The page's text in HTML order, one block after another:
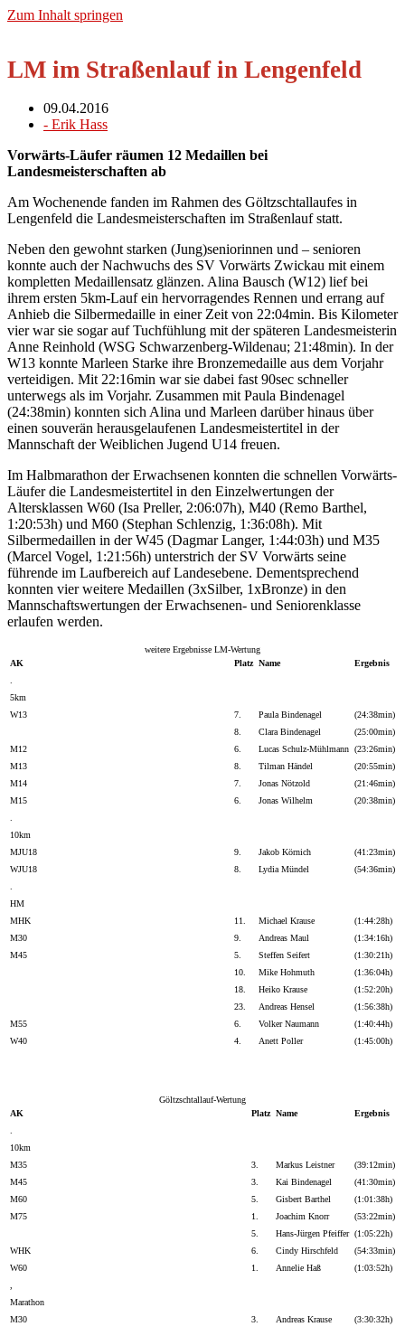
Zum Inhalt springen
LM im Straßenlauf in Lengenfeld
09.04.2016
- Erik Hass
Vorwärts-Läufer räumen 12 Medaillen bei
Landesmeisterschaften ab
Am Wochenende fanden im Rahmen des Göltzschtallaufes in
Lengenfeld die Landesmeisterschaften im Straßenlauf statt.
Neben den gewohnt starken (Jung)seniorinnen und – senioren
konnte auch der Nachwuchs des SV Vorwärts Zwickau mit einem
kompletten Medaillensatz glänzen. Alina Bausch (W12) lief bei
ihrem ersten 5km-Lauf ein hervorragendes Rennen und errang auf
Anhieb die Silbermedaille in einer Zeit von 22:04min. Bis Kilometer
vier war sie sogar auf Tuchfühlung mit der späteren Landesmeisterin
Anne Reinhold (WSG Schwarzenberg-Wildenau; 21:48min). In der
W13 konnte Marleen Starke ihre Bronzemedaille aus dem Vorjahr
verteidigen. Mit 22:16min war sie dabei fast 90sec schneller
unterwegs als im Vorjahr. Zusammen mit Paula Bindenagel
(24:38min) konnten sich Alina und Marleen darüber hinaus über
einen souverän herausgelaufenen Landesmeistertitel in der
Mannschaft der Weiblichen Jugend U14 freuen.
Im Halbmarathon der Erwachsenen konnten die schnellen Vorwärts-
Läufer die Landesmeistertitel in den Einzelwertungen der
Altersklassen W60 (Isa Preller, 2:06:07h), M40 (Remo Barthel,
1:20:53h) und M60 (Stephan Schlenzig, 1:36:08h). Mit
Silbermedaillen in der W45 (Dagmar Langer, 1:44:03h) und M35
(Marcel Vogel, 1:21:56h) unterstrich der SV Vorwärts seine
führende im Laufbereich auf Landesebene. Dementsprechend
konnten vier weitere Medaillen (3xSilber, 1xBronze) in den
Mannschaftswertungen der Erwachsenen- und Seniorenklasse
erlaufen werden.
weitere Ergebnisse LM-Wertung
AK
Platz Name
Ergebnis
5km
W13
7. Paula Bindenagel
(24:38min)
8.
Clara Bindenagel
(25:00min)
M12
6. Lucas Schulz-Mühlmann (23:26min)
M13
8. Tilman Händel
(20:55min)
M14
7. Jonas Nötzold
(21:46min)
M15
6. Jonas Wilhelm
(20:38min)
10km
MJU18
9. Jakob Körnich
(41:23min)
WJU18
8. Lydia Mündel
(54:36min)
HM
MHK
11. Michael Krause
(1:44:28h)
M30
9. Andreas Maul
(1:34:16h)
M45
5. Steffen Seifert
(1:30:21h)
10.
Mike Hohmuth
(1:36:04h)
18.
Heiko Krause
(1:52:20h)
23.
Andreas Hensel
(1:56:38h)
M55
6. Volker Naumann
(1:40:44h)
W40
4. Anett Poller (1:45:00h)
Göltzschtallauf-Wertung
AK
Platz Name
Ergebnis
10km
M35
3. Markus Leistner
(39:12min)
M45
3. Kai Bindenagel
(41:30min)
M60
5. Gisbert Barthel
(1:01:38h)
M75
1. Joachim Knorr
(53:22min)
5.
Hans-Jürgen Pfeiffer (1:05:22h)
WHK
6. Cindy Hirschfeld
(54:33min)
W60
1. Annelie Haß
(1:03:52h)
Marathon
M30
3. Andreas Krause (3:30:32h)